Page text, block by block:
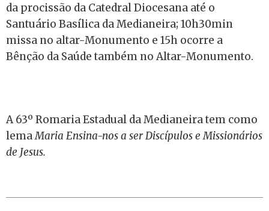
da procissão da Catedral Diocesana até o
Santuário Basílica da Medianeira; 10h30min
missa no altar-Monumento e 15h ocorre a
Bênção da Saúde também no Altar-Monumento.
A 63º Romaria Estadual da Medianeira tem como
lemaMaria Ensina-nos a ser Discípulos e Missionários
de Jesus.